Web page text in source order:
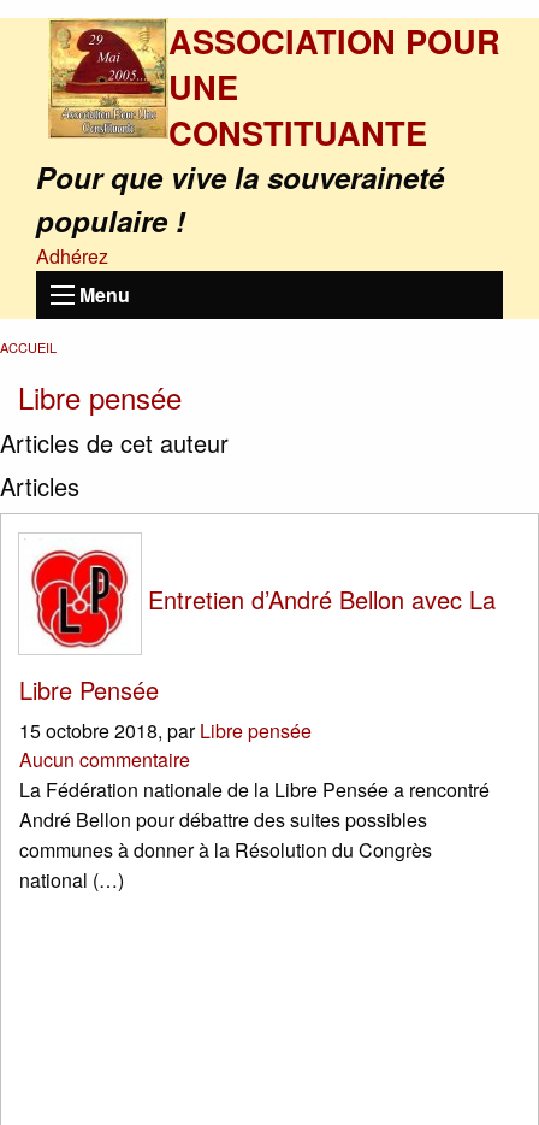
ASSOCIATION POUR
UNE
CONSTITUANTE
Pour que vive la souveraineté
populaire !
Adhérez
Menu
ACCUEIL
Libre pensée
Articles de cet auteur
Articles
Entretien d’André Bellon avec La
Libre Pensée
15 octobre 2018, parLibre pensée
Aucun commentaire
La Fédération nationale de la Libre Pensée a rencontré
André Bellon pour débattre des suites possibles
communes à donner à la Résolution du Congrès
national (…)